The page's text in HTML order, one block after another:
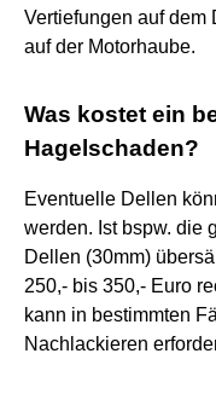
Vertiefungen auf dem
auf der Motorhaube.
Was kostet ein
Hagelschaden?
Eventuelle Dellen
werden. Ist bspw. die
Dellen (30mm)
250,- bis 350,- Euro
kann in bestimmten
Nachlackieren